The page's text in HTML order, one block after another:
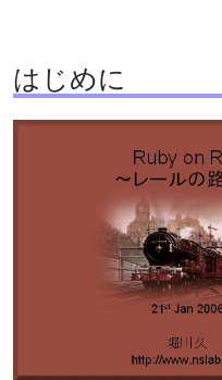
はじめに